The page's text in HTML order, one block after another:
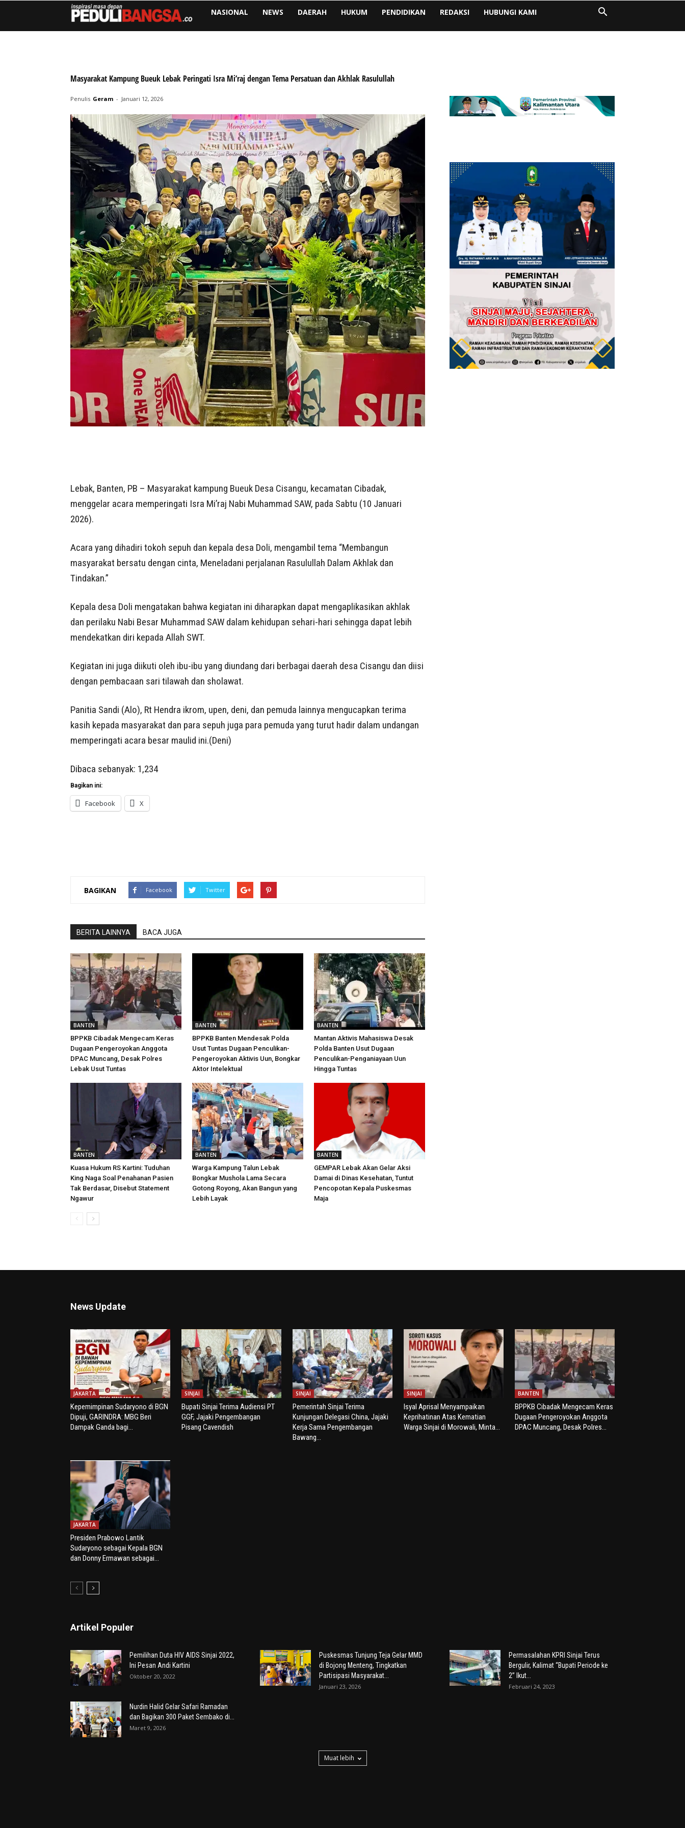
NASIONAL NEWS DAERAH HUKUM PENDIDIKAN REDAKSI HUBUNGI KAMI
Masyarakat Kampung Bueuk Lebak Peringati Isra Mi’raj dengan Tema Persatuan dan Akhlak Rasulullah
Penulis Geram - Januari 12, 2026
Lebak, Banten, PB – Masyarakat kampung Bueuk Desa Cisangu, kecamatan Cibadak,
menggelar acara memperingati Isra Mi’raj Nabi Muhammad SAW, pada Sabtu (10 Januari
2026).
Acara yang dihadiri tokoh sepuh dan kepala desa Doli, mengambil tema “Membangun
masyarakat bersatu dengan cinta, Meneladani perjalanan Rasulullah Dalam Akhlak dan
Tindakan.”
Kepala desa Doli mengatakan bahwa kegiatan ini diharapkan dapat mengaplikasikan akhlak
dan perilaku Nabi Besar Muhammad SAW dalam kehidupan sehari-hari sehingga dapat lebih
mendekatkan diri kepada Allah SWT.
Kegiatan ini juga diikuti oleh ibu-ibu yang diundang dari berbagai daerah desa Cisangu dan diisi
dengan pembacaan sari tilawah dan sholawat.
Panitia Sandi (Alo), Rt Hendra ikrom, upen, deni, dan pemuda lainnya mengucapkan terima
kasih kepada masyarakat dan para sepuh juga para pemuda yang turut hadir dalam undangan
memperingati acara besar maulid ini.(Deni)
Dibaca sebanyak: 1,234
Bagikan ini:
Facebook X
BAGIKAN Facebook Twitter
BERITA LAINNYA BACA JUGA
BANTEN
BPPKB Cibadak Mengecam Keras
Dugaan Pengeroyokan Anggota
DPAC Muncang, Desak Polres
Lebak Usut Tuntas
BANTEN
BPPKB Banten Mendesak Polda
Usut Tuntas Dugaan Penculikan-
Pengeroyokan Aktivis Uun, Bongkar
Aktor Intelektual
BANTEN
Mantan Aktivis Mahasiswa Desak
Polda Banten Usut Dugaan
Penculikan-Penganiayaan Uun
Hingga Tuntas
BANTEN
Kuasa Hukum RS Kartini: Tuduhan
King Naga Soal Penahanan Pasien
Tak Berdasar, Disebut Statement
Ngawur
BANTEN
Warga Kampung Talun Lebak
Bongkar Mushola Lama Secara
Gotong Royong, Akan Bangun yang
Lebih Layak
BANTEN
GEMPAR Lebak Akan Gelar Aksi
Damai di Dinas Kesehatan, Tuntut
Pencopotan Kepala Puskesmas
Maja
News Update
JAKARTA
Kepemimpinan Sudaryono di BGN
Dipuji, GARINDRA: MBG Beri
Dampak Ganda bagi...
SINJAI
Bupati Sinjai Terima Audiensi PT
GGF, Jajaki Pengembangan
Pisang Cavendish
SINJAI
Pemerintah Sinjai Terima
Kunjungan Delegasi China, Jajaki
Kerja Sama Pengembangan
Bawang...
SINJAI
Isyal Aprisal Menyampaikan
Keprihatinan Atas Kematian
Warga Sinjai di Morowali, Minta...
BANTEN
BPPKB Cibadak Mengecam Keras
Dugaan Pengeroyokan Anggota
DPAC Muncang, Desak Polres...
JAKARTA
Presiden Prabowo Lantik
Sudaryono sebagai Kepala BGN
dan Donny Ermawan sebagai...
Artikel Populer
Pemilihan Duta HIV AIDS Sinjai 2022,
Ini Pesan Andi Kartini
Oktober 20, 2022
Puskesmas Tunjung Teja Gelar MMD
di Bojong Menteng, Tingkatkan
Partisipasi Masyarakat...
Januari 23, 2026
Permasalahan KPRI Sinjai Terus
Bergulir, Kalimat “Bupati Periode ke
2” Ikut...
Februari 24, 2023
Nurdin Halid Gelar Safari Ramadan
dan Bagikan 300 Paket Sembako di...
Maret 9, 2026
Muat lebih